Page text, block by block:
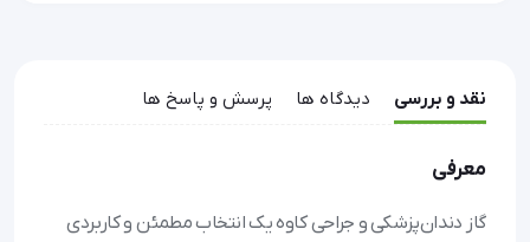
نقد و بررسی دیدگاه ها پرسش و پاسخ ها
معرفی
گاز دندان‌پزشکی و جراحی کاوه یک انتخاب مطمئن و کاربردی